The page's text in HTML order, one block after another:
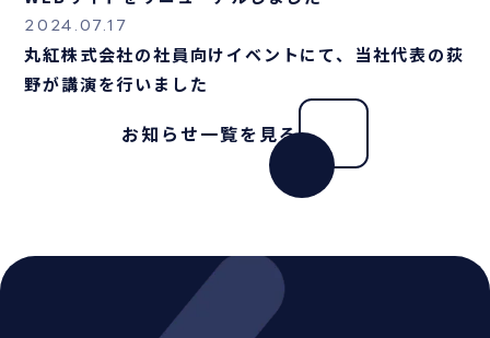
2024.07.17
丸紅株式会社の社員向けイベントにて、当社代表の荻
野が講演を行いました
お知らせ一覧を見る